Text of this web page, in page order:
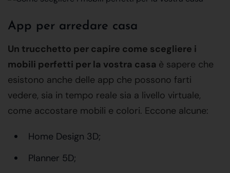
App per arredare casa
Un trucchetto per capire come scegliere i
mobili perfetti per la vostra casa è sapere che
esistono anche delle app che possono farti
vedere, sia in tempo reale sia a livello virtuale,
come accostare mobili e colori. Eccone alcune:
Home Design 3D;
Planner 5D;